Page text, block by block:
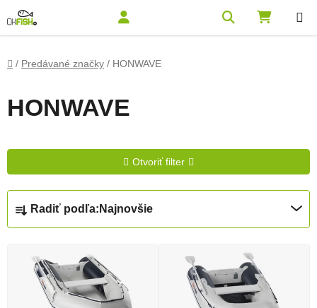
Domov
/ Predávané značky / HONWAVE
HONWAVE
Otvoriť filter
Radenie produktov
Radiť podľa: Najnovšie
Výpis produktov